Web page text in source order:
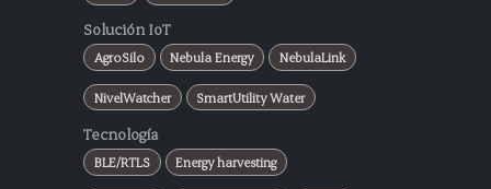
Solución IoT
AgroSilo Nebula Energy NebulaLink
NivelWatcher SmartUtility Water
Tecnología
BLE/RTLS Energy harvesting